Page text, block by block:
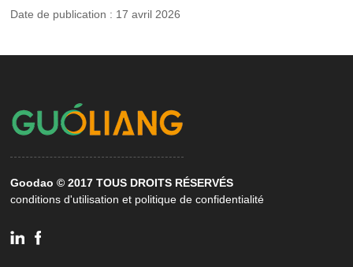
Date de publication : 17 avril 2026
Goodao © 2017 TOUS DROITS RÉSERVÉS
conditions d'utilisation et politique de confidentialité